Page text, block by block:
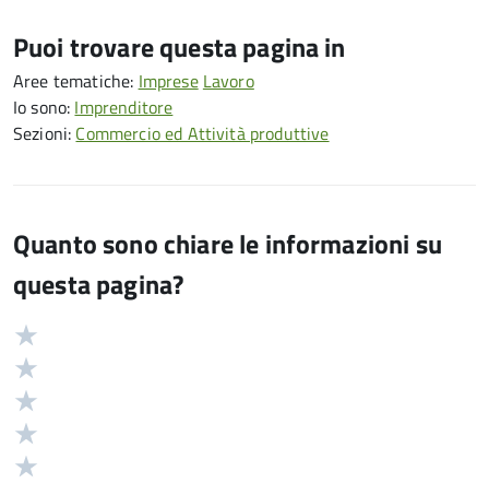
Puoi trovare questa pagina in
Aree tematiche: Imprese Lavoro
Io sono: Imprenditore
Sezioni: Commercio ed Attività produttive
Quanto sono chiare le informazioni su
questa pagina?
Valutazione